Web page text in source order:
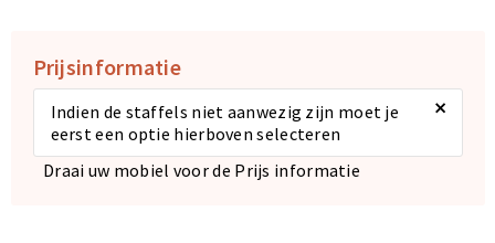
Prijsinformatie
Indien de staffels niet aanwezig zijn moet je
eerst een optie hierboven selecteren
×
Draai uw mobiel voor de Prijs informatie